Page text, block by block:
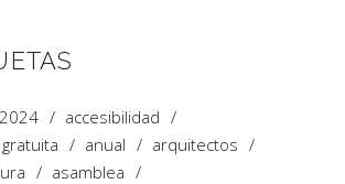
2024
accesibilidad
anual
arquitectos
asamblea